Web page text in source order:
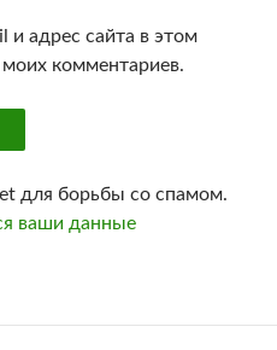
и адрес сайта в этом
комментариев.
для борьбы со спамом.
ваши данные